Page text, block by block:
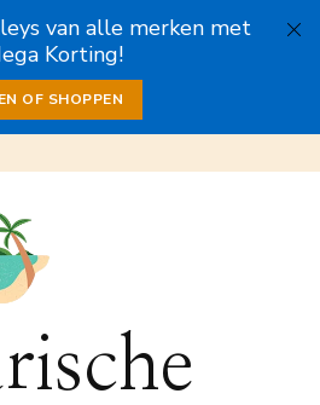
van alle merken met
Korting!
OF SHOPPEN